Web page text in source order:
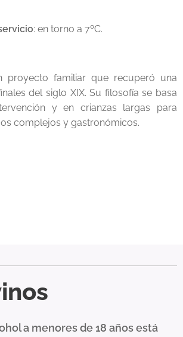
: en torno a 7ºC.
proyecto familiar que recuperó una
del siglo XIX. Su filosofía se basa
y en crianzas largas para
complejos y gastronómicos.
a menores de 18 años está